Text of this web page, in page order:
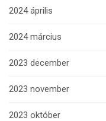
2024 április
2024 március
2023 december
2023 november
2023 október